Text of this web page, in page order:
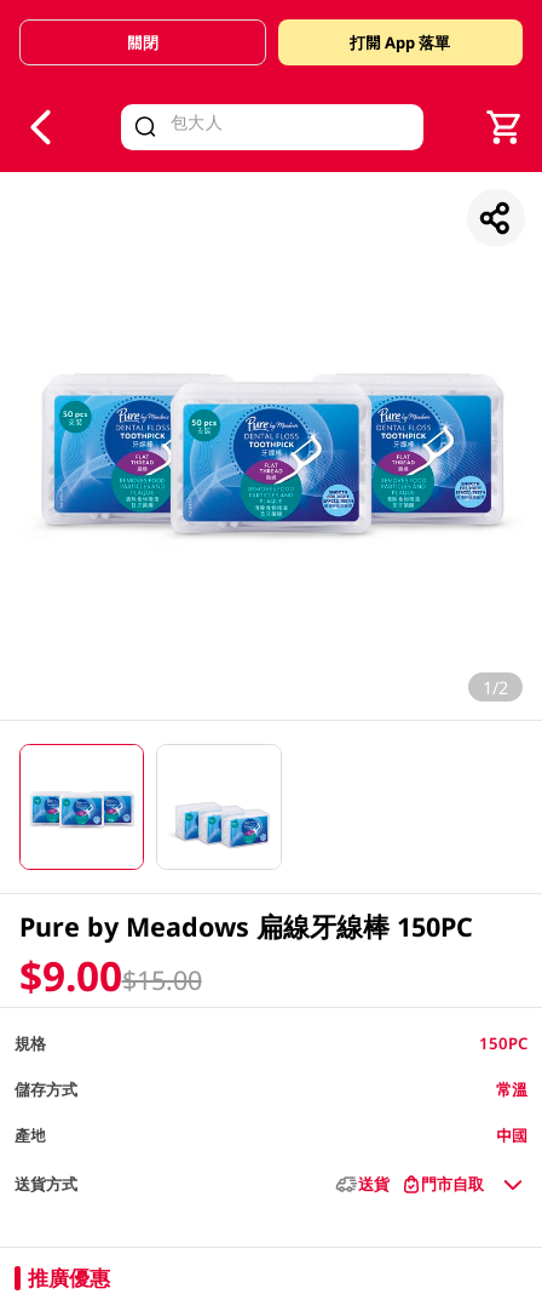
Valid Until 30 June 2026
關閉 打開 App 落單
1/2
Pure by Meadows 扁線牙線棒 150PC
$9.00$15.00
規格 150PC
儲存方式 常溫
產地 中國
送貨方式 送貨 門市自取
推廣優惠